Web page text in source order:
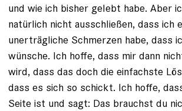
und wie ich bisher gelebt habe. Aber
natürlich nicht ausschließen, dass ich
unerträgliche ­Schmerzen habe, dass
wünsche. Ich hoffe, dass mir dann
wird, dass das doch die einfachste
dass es sich so schickt. Ich hoffe,
Seite ist und sagt: Das brauchst du